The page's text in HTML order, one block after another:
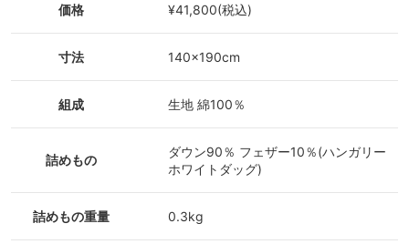
価格 ¥41,800(税込)
寸法 140×190cm
組成 生地 綿100％
詰めもの
ダウン90％ フェザー10％(ハンガリー
ホワイトダッグ)
詰めもの重量 0.3kg